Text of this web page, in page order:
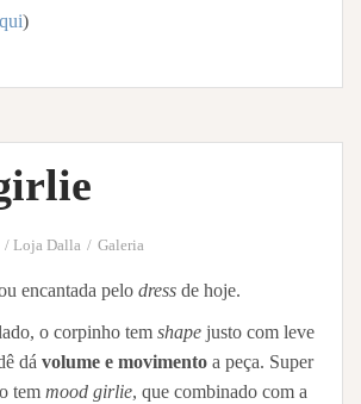
)
Loja Dalla Galeria
encantada pelo dress de hoje.
o corpinho tem shape justo com leve
dá volume e movimento a peça. Super
tem mood girlie, que combinado com a